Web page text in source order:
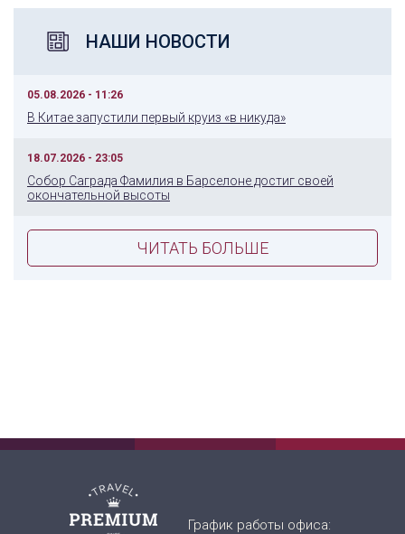
НАШИ НОВОСТИ
05.08.2026 - 11:26
В Китае запустили первый круиз «в никуда»
18.07.2026 - 23:05
Собор Саграда Фамилия в Барселоне достиг своей
окончательной высоты
ЧИТАТЬ БОЛЬШЕ
График работы офиса: